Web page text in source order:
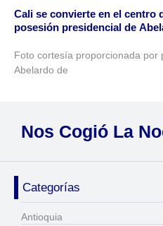
Cali se convierte en el centro
posesión presidencial de
Foto cortesía proporcionada por
Abelardo de
Nos Cogió La
Categorías
Antioquia